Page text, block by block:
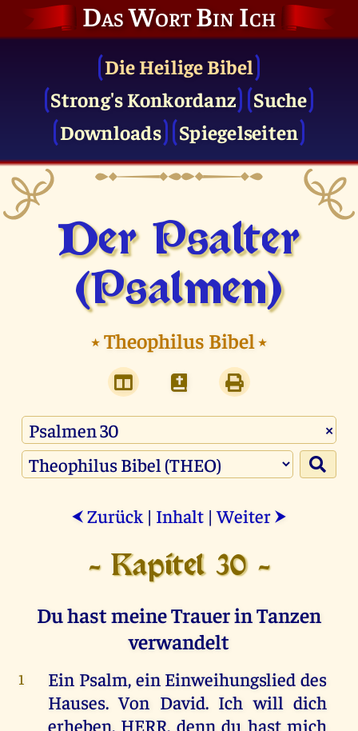
Das Wort Bin Ich
Die Heilige Bibel
Strong's Konkordanz
Suche
Downloads
Spiegelseiten
Der Psalter
(Psalmen)
⭑Theophilus Bibel⭑
×
⮜ Zurück | Inhalt |Weiter ⮞
- Kapitel 30 -
Du hast meine Trauer in Tanzen
verwandelt
1 Ein Psalm, einEinweihungslieddes
Hauses.Von David. Ich will dich
erheben, HERR, denn du hast mich